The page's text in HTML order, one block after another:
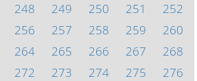
248 249 250 251
252
256 257 258 259
260
264 265 266 267
268
272 273 274 275
276